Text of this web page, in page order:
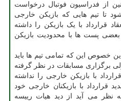
از فدراسیون فوتبال درخواست
تا تیم هایی که بازیکن خارجی
قرارداد با یک بازیکن را داشته
بعضی پست ها با محدودیت بازیکن
خصوص این که تمامی تیم ها باید
برگزاری مسابقات در نظر گرفته
با بازیکن خارجی را نداشته
قرارداد با بازیکنان خارجی خود
نظر می آید از دید هیات رییسه